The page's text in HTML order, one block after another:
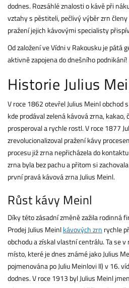
dodnes. Rozsáhlé znalosti o kávě při
vztahy s pěstiteli, pečlivý výběr zrn
pražení jejich kávovými specialisty
Od založení ve Vídni v Rakousku je pátá
aktivně zapojena do dnešního podnikání!
Historie Julius
V roce 1862 otevřel Julius Meinl obchod
kde prodával zelená kávová zrna, kakao,
prosperoval a rychle rostl. V roce 1877
zrevolucionalizoval pražení kávy
procesu již zrna nepřicházela do
zrna byla bez pachu a přitom si
první pravá kávová zrna Julius Meinl.
Růst kávy Meinl
Díky této zásadní změně zažila rodinná
Prodej Julius Meinlkávových zrn rychle
obchodu a získal vlastní centrálu. Ta se
místo, které je dnes známé jako Julius
pojmenována po Juliu Meinlovi II) v 16.
dodnes. V roce 1913 byl Julius Meinl